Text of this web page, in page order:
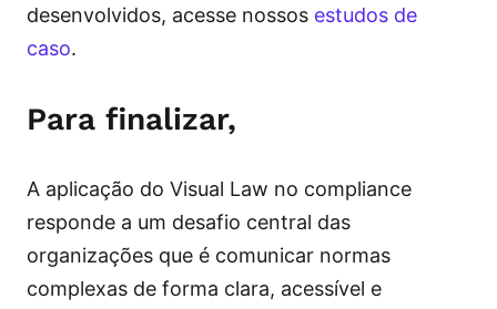
desenvolvidos, acesse nossos estudos de
caso.
Para finalizar,
A aplicação do Visual Law no compliance
responde a um desafio central das
organizações que é comunicar normas
complexas de forma clara, acessível e